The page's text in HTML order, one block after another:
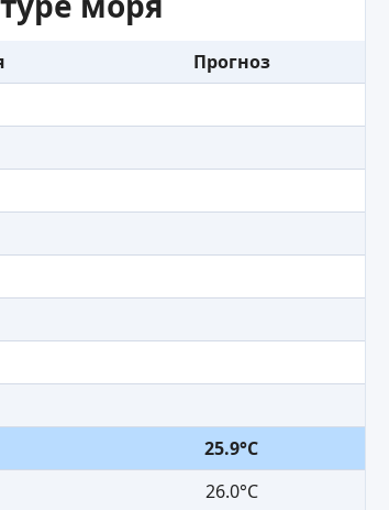
Прогноз
25.9°C
26.0°C